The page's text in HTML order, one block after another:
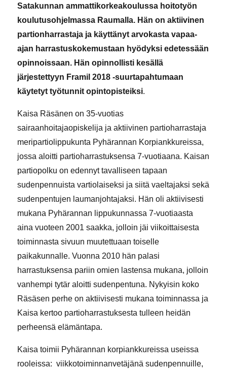
Satakunnan ammattikorkeakoulussa hoitotyön
koulutusohjelmassa Raumalla. Hän on aktiivinen
partionharrastaja ja käyttänyt arvokasta vapaa-
ajan harrastuskokemustaan hyödyksi edetessään
opinnoissaan. Hän opinnollisti kesällä
järjestettyyn Framil 2018 -suurtapahtumaan
käytetyt työtunnit opintopisteiksi.
Kaisa Räsänen on 35-vuotias
sairaanhoitajaopiskelija ja aktiivinen partioharrastaja
meripartiolippukunta Pyhärannan Korpiankkureissa,
jossa aloitti partioharrastuksensa 7-vuotiaana. Kaisan
partiopolku on edennyt tavalliseen tapaan
sudenpennuista vartiolaiseksi ja siitä vaeltajaksi sekä
sudenpentujen laumanjohtajaksi. Hän oli aktiivisesti
mukana Pyhärannan lippukunnassa 7-vuotiaasta
aina vuoteen 2001 saakka, jolloin jäi viikoittaisesta
toiminnasta sivuun muutettuaan toiselle
paikakunnalle. Vuonna 2010 hän palasi
harrastuksensa pariin omien lastensa mukana, jolloin
vanhempi tytär aloitti sudenpentuna. Nykyisin koko
Räsäsen perhe on aktiivisesti mukana toiminnassa ja
Kaisa kertoo partioharrastuksesta tulleen heidän
perheensä elämäntapa.
Kaisa toimii Pyhärannan korpiankkureissa useissa
rooleissa: viikkotoiminnanvetäjänä sudenpennuille,